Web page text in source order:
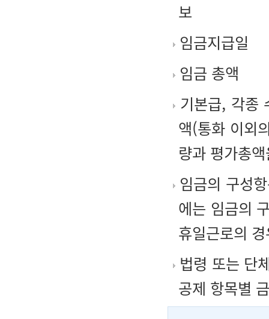
보
임금지급일
임금 총액
기본급, 각종
액(통화 이외
량과 평가총
임금의 구성
에는 임금의
휴일근로의
법령 또는 단
공제 항목별